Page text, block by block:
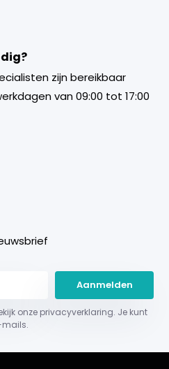
zijn bereikbaar
van 09:00 tot 17:00
Aanmelden
onze privacyverklaring. Je kunt
mails.